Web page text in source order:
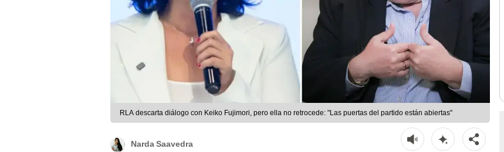
RLA descarta diálogo con Keiko Fujimori, pero ella no retrocede: "Las puertas del partido están abiertas"
Narda Saavedra